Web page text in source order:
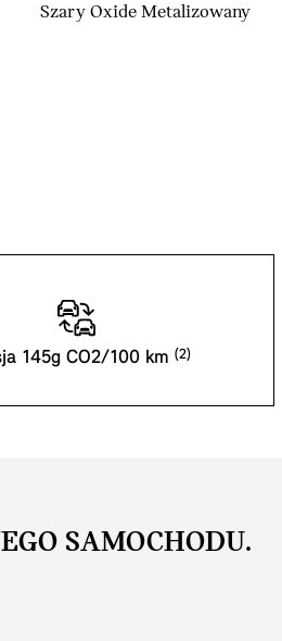
Szary Oxide Metalizowany
145g CO2/100 km
SAMOCHODU.